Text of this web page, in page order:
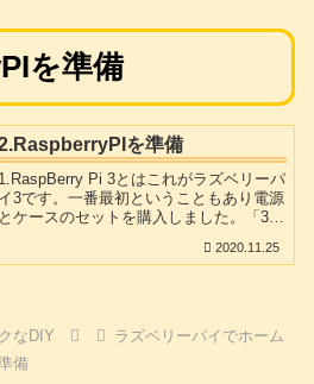
を準備
を準備
1.RaspBerry Pi 3とはこれがラズベリーパ
イ3です。一番最初ということもあり電源
とケースのセットを購入しました。「3」
ようです歴史があります。ちっちゃくて
無線LAN 2.4GHz帯 IEEE 802.11 b/g/n
Bluetooth 4.1 スペックです。基本的に教
用を意識したPCなので廉価です。
2020.11.25
なDIY
ラズベリーパイでホーム
備